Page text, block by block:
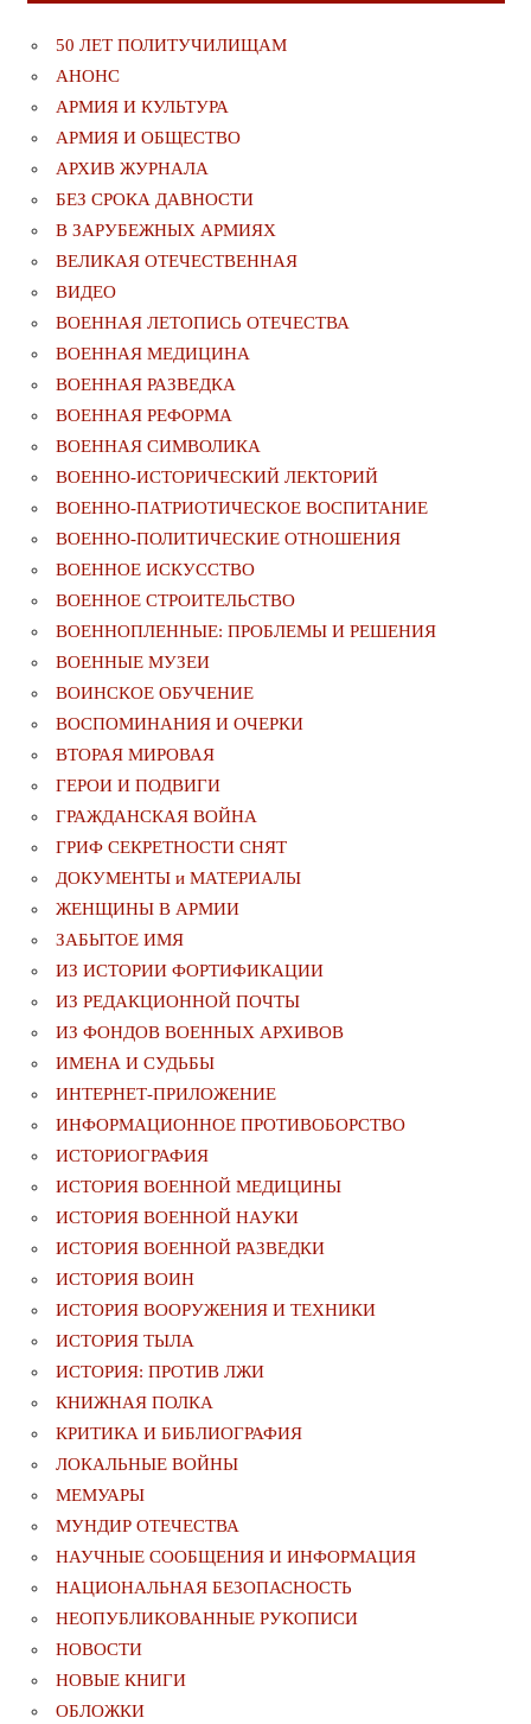
50 ЛЕТ ПОЛИТУЧИЛИЩАМ
АНОНС
АРМИЯ И КУЛЬТУРА
АРМИЯ И ОБЩЕСТВО
АРХИВ ЖУРНАЛА
БЕЗ СРОКА ДАВНОСТИ
В ЗАРУБЕЖНЫХ АРМИЯХ
ВЕЛИКАЯ ОТЕЧЕСТВЕННАЯ
ВИДЕО
ВОЕННАЯ ЛЕТОПИСЬ ОТЕЧЕСТВА
ВОЕННАЯ МЕДИЦИНА
ВОЕННАЯ РАЗВЕДКА
ВОЕННАЯ РЕФОРМА
ВОЕННАЯ СИМВОЛИКА
ВОЕННО-ИСТОРИЧЕСКИЙ ЛЕКТОРИЙ
ВОЕННО-ПАТРИОТИЧЕСКОЕ ВОСПИТАНИЕ
ВОЕННО-ПОЛИТИЧЕСКИE ОТНОШЕНИЯ
ВОЕННОЕ ИСКУССТВО
ВОЕННОЕ СТРОИТЕЛЬСТВО
ВОЕННОПЛЕННЫЕ: ПРОБЛЕМЫ И РЕШЕНИЯ
ВОЕННЫЕ МУЗЕИ
ВОИНСКОЕ ОБУЧЕНИЕ
ВОСПОМИНАНИЯ И ОЧЕРКИ
ВТОРАЯ МИРОВАЯ
ГЕРОИ И ПОДВИГИ
ГРАЖДАНСКАЯ ВОЙНА
ГРИФ СЕКРЕТНОСТИ СНЯТ
ДОКУМЕНТЫ и МАТЕРИАЛЫ
ЖЕНЩИНЫ В АРМИИ
ЗАБЫТОЕ ИМЯ
ИЗ ИСТОРИИ ФОРТИФИКАЦИИ
ИЗ РЕДАКЦИОННОЙ ПОЧТЫ
ИЗ ФОНДОВ ВОЕННЫХ АРХИВОВ
ИМЕНА И СУДЬБЫ
ИНТЕРНЕТ-ПРИЛОЖЕНИЕ
ИНФОРМАЦИОННОЕ ПРОТИВОБОРСТВО
ИСТОРИОГРАФИЯ
ИСТОРИЯ ВОЕННОЙ МЕДИЦИНЫ
ИСТОРИЯ ВОЕННОЙ НАУКИ
ИСТОРИЯ ВОЕННОЙ РАЗВЕДКИ
ИСТОРИЯ ВОИН
ИСТОРИЯ ВООРУЖЕНИЯ И ТЕХНИКИ
ИСТОРИЯ ТЫЛА
ИСТОРИЯ: ПРОТИВ ЛЖИ
КНИЖНАЯ ПОЛКА
КРИТИКА И БИБЛИОГРАФИЯ
ЛОКАЛЬНЫЕ ВОЙНЫ
МЕМУАРЫ
МУНДИР ОТЕЧЕСТВА
НАУЧНЫЕ СООБЩЕНИЯ И ИНФОРМАЦИЯ
НАЦИОНАЛЬНАЯ БЕЗОПАСНОСТЬ
НЕОПУБЛИКОВАННЫЕ РУКОПИСИ
НОВОСТИ
НОВЫЕ КНИГИ
ОБЛОЖКИ